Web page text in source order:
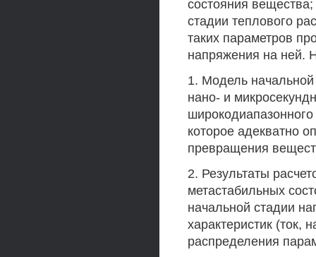
состояния
стадии теплового
таких параметров
напряжения на ней.
1. Модель
нано- и
которое адекватно
превращения
2. Результаты
метастабильных
начальной стадии
характеристик (ток,
распределения